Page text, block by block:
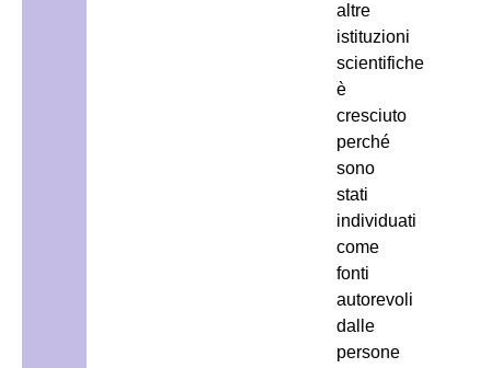
altre
istituzioni
scientifiche
è
cresciuto
perché
sono
stati
individuati
come
fonti
autorevoli
dalle
persone